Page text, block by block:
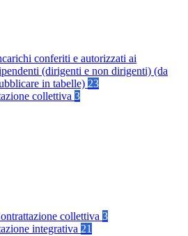
conferiti e autorizzati ai
(dirigenti e non dirigenti) (da
in tabelle) 23
collettiva 3
collettiva 3
integrativa 21